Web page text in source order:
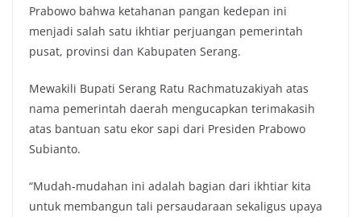
Prabowo bahwa ketahanan pangan kedepan ini
menjadi salah satu ikhtiar perjuangan pemerintah
pusat, provinsi dan Kabupaten Serang.
Mewakili Bupati Serang Ratu Rachmatuzakiyah atas
nama pemerintah daerah mengucapkan terimakasih
atas bantuan satu ekor sapi dari Presiden Prabowo
Subianto.
“Mudah-mudahan ini adalah bagian dari ikhtiar kita
untuk membangun tali persaudaraan sekaligus upaya